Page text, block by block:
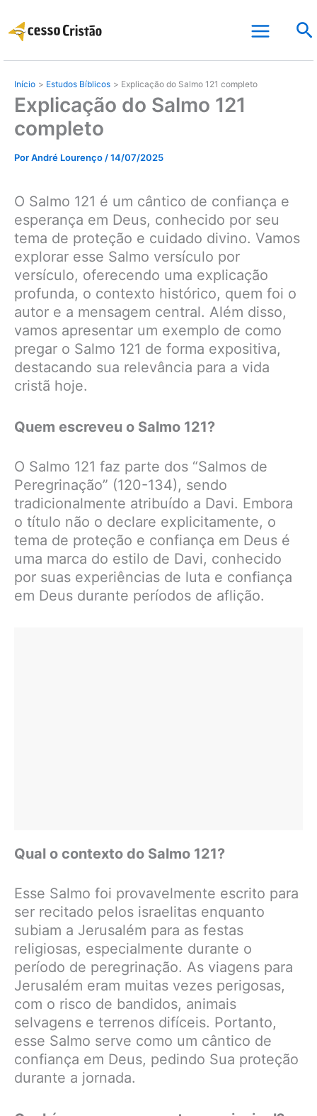
para
conteúdo
Início Estudos Bíblicos Explicação do Salmo 121 completo
Explicação do Salmo 121
completo
PorAndré Lourenço /14/07/2025
O Salmo 121 é um cântico de confiança e
esperança em Deus, conhecido por seu
tema de proteção e cuidado divino. Vamos
explorar esse Salmo versículo por
versículo, oferecendo uma explicação
profunda, o contexto histórico, quem foi o
autor e a mensagem central. Além disso,
vamos apresentar um exemplo de como
pregar o Salmo 121 de forma expositiva,
destacando sua relevância para a vida
cristã hoje.
Quem escreveu o Salmo 121?
O Salmo 121 faz parte dos “Salmos de
Peregrinação” (120-134), sendo
tradicionalmente atribuído a Davi. Embora
o título não o declare explicitamente, o
tema de proteção e confiança em Deus é
uma marca do estilo de Davi, conhecido
por suas experiências de luta e confiança
em Deus durante períodos de aflição.
Qual o contexto do Salmo 121?
Esse Salmo foi provavelmente escrito para
ser recitado pelos israelitas enquanto
subiam a Jerusalém para as festas
religiosas, especialmente durante o
período de peregrinação. As viagens para
Jerusalém eram muitas vezes perigosas,
com o risco de bandidos, animais
selvagens e terrenos difíceis. Portanto,
esse Salmo serve como um cântico de
confiança em Deus, pedindo Sua proteção
durante a jornada.